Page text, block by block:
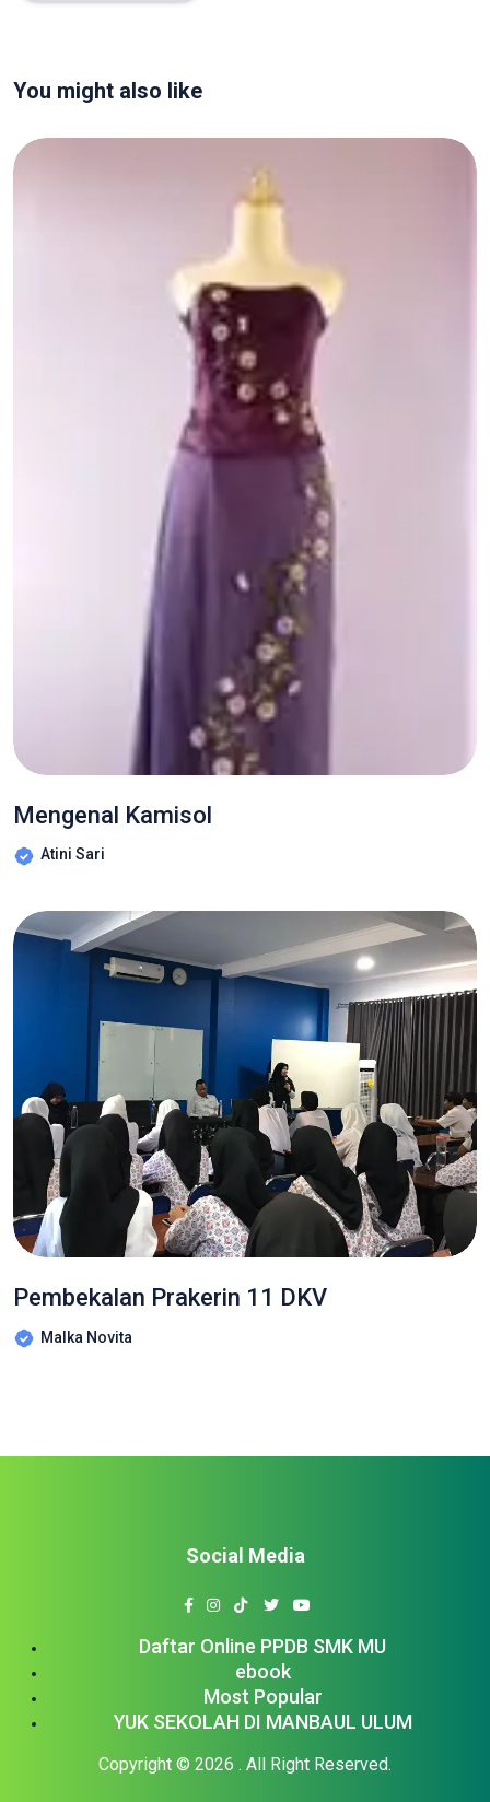
You might also like
Mengenal Kamisol
Atini Sari
Pembekalan Prakerin 11 DKV
Malka Novita
Daftar Online PPDB SMK MU
ebook
Most Popular
YUK SEKOLAH DI MANBAUL ULUM
Copyright © 2026 . All Right Reserved.
Social Media